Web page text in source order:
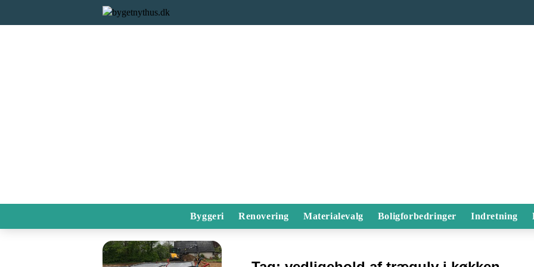
Byggeri Renovering Materialevalg Boligforbedringer Indretning